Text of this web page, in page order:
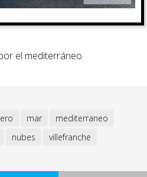
el mediterráneo
mar
mediterraneo
nubes villefranche